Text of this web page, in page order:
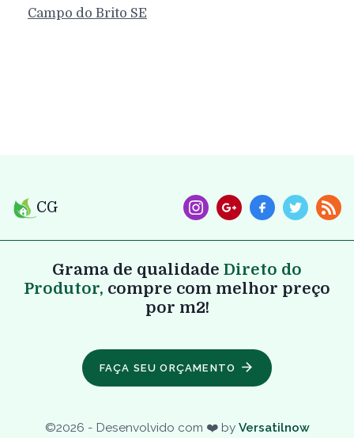
Campo do Brito SE
CG
Grama de qualidade Direto do
Produtor, compre com melhor preço
por m2!
FAÇA SEU ORÇAMENTO
©2026 - Desenvolvido com ❤️ by Versatilnow